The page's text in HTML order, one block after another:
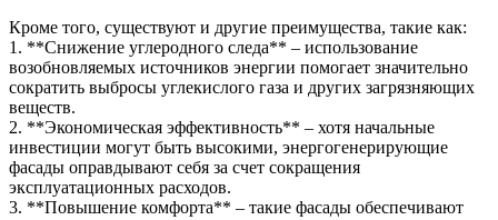
Кроме того, существуют и другие преимущества, такие как:
1. **Снижение углеродного следа** – использование
возобновляемых источников энергии помогает значительно
сократить выбросы углекислого газа и других загрязняющих
веществ.
2. **Экономическая эффективность** – хотя начальные
инвестиции могут быть высокими, энергогенерирующие
фасады оправдывают себя за счет сокращения
эксплуатационных расходов.
3. **Повышение комфорта** – такие фасады обеспечивают